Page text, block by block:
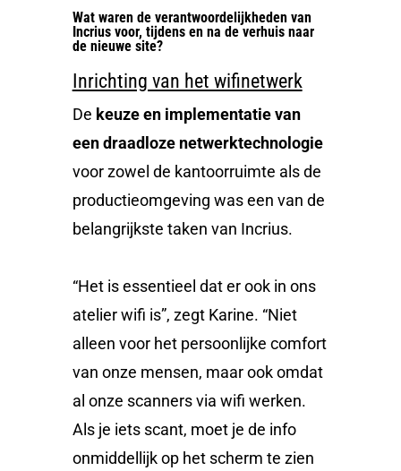
Wat waren de verantwoordelijkheden van
Incrius voor, tijdens en na de verhuis naar
de nieuwe site?
Inrichting van het wifinetwerk
De keuze en implementatie van
een draadloze netwerktechnologie
voor zowel de kantoorruimte als de
productieomgeving was een van de
belangrijkste taken van Incrius.
“Het is essentieel dat er ook in ons
atelier wifi is”, zegt Karine. “Niet
alleen voor het persoonlijke comfort
van onze mensen, maar ook omdat
al onze scanners via wifi werken.
Als je iets scant, moet je de info
onmiddellijk op het scherm te zien